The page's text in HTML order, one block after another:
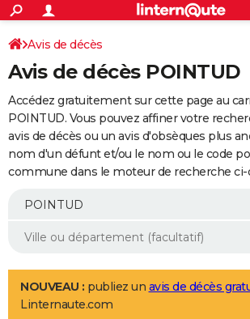
ACTUALITÉS
Politique
Société
Faits Divers
Education
Monde
Villes
+
SPORT
Coupe du monde 2026
Football
Tennis
Cyclisme
Rugby
Forum
Programme TV
TNT
Streaming
Cinéma
Sorties cinéma
Musique
+
FINANCE
Retraite
Epargne
Immobilier
Risques naturels par ville
Banque
Assurance
AUTO
Essais
Réserver un essai
Citadines
Berlines
SUV
Forum auto
+
Mobiles
Meilleur smartphone
Internet
Ordinateurs
Jeux vidéo
Guide high-tech
Aménagement intérieur
LIFESTYLE
Art de vivre
Bien-être
Loisirs
Mode
Modes de vie
Avis de décès
Avis de décès POINTUD
Accédez gratuitement sur cette page au
POINTUD. Vous pouvez affiner votre
avis de décès ou un avis d'obsèques plus
nom d'un défunt et/ou le nom ou le code
commune dans le moteur de recherche ci-
NOUVEAU : publiez un avis de décès
Linternaute.com